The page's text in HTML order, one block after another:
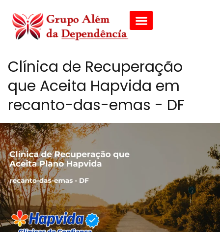
Clínica de Recuperação
que Aceita Hapvida em
recanto-das-emas - DF